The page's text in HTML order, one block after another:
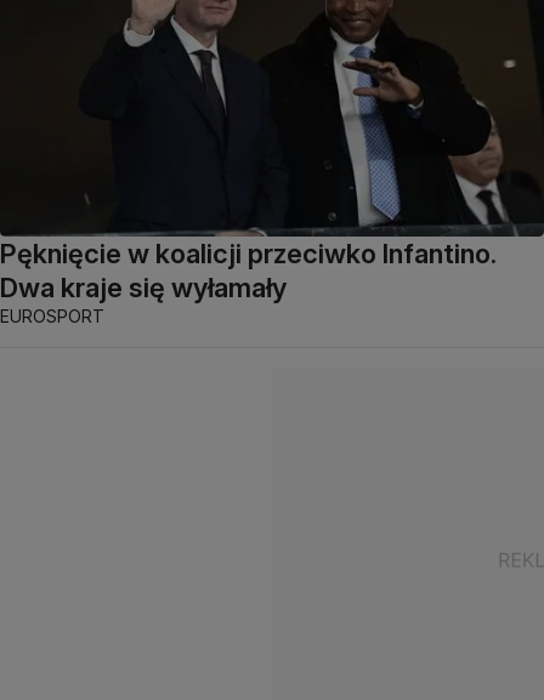
Pęknięcie w koalicji przeciwko Infantino.
Dwa kraje się wyłamały
EUROSPORT